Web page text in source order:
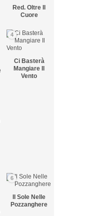
Red. Oltre Il
Cuore
4
Ci Basterà
Mangiare Il
Vento
6
Il Sole Nelle
Pozzanghere